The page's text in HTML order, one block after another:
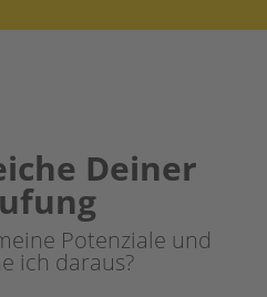
Deiner
Potenziale und
ich daraus?